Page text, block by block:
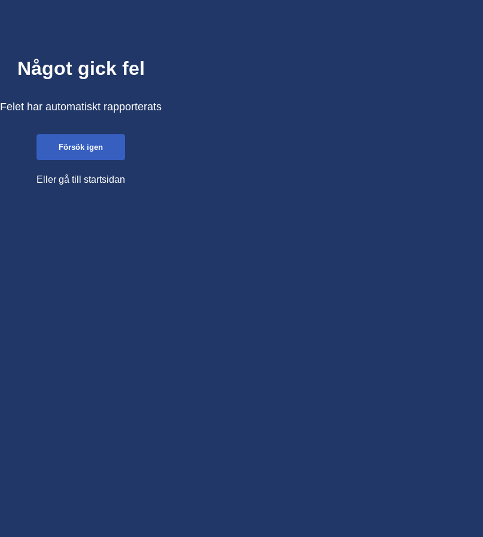
Något gick fel
Felet har automatiskt rapporterats
Försök igen
Eller gå till startsidan